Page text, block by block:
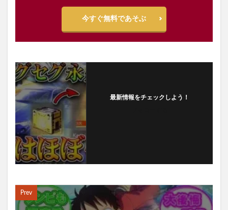
今すぐ無料であそぶ
最新情報をチェックしよう！
Prev